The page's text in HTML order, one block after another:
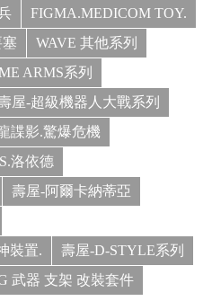
FIGMA.MEDICOM TOY.
WAVE 其他系列
ARMS系列
屋-超級機器人大戰系列
諜影.驚爆危機
洛依德
壽屋-阿爾卡納蒂亞
裝置.
壽屋-D-STYLE系列
武器 支架 改裝套件